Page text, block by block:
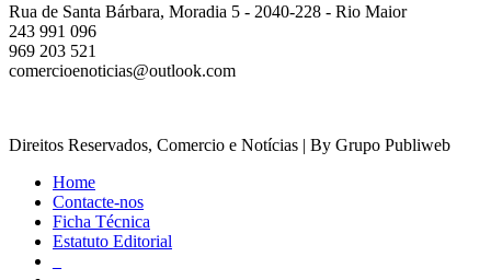
Rua de Santa Bárbara, Moradia 5 - 2040-228 - Rio Maior
243 991 096
969 203 521
comercioenoticias@outlook.com
Direitos Reservados, Comercio e Notícias | By Grupo Publiweb
Home
Contacte-nos
Ficha Técnica
Estatuto Editorial